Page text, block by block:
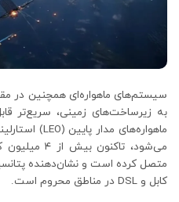
سیستم‌های ماهواره‌ای همچنین در
به زیرساخت‌های زمینی، سریع‌تر
می‌شود،
متصل کرده است و نشان‌دهنده
کابل و DSL در مناطق محروم است.